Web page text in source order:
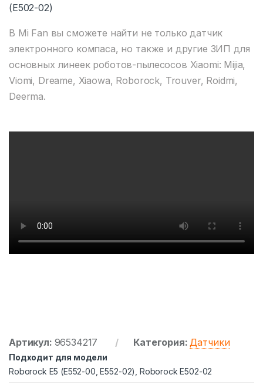
(E502-02)
В Mi Fan вы сможете найти не только датчик
электронного компаса, но также и другие ЗИП для
основных линеек роботов-пылесосов Xiaomi: Mijia,
Viomi, Dreame, Xiaowa, Roborock, Trouver, Roidmi,
Deerma.
Артикул: 96534217 Категория:Датчики
Подходит для модели
Roborock E5 (E552-00, E552-02), Roborock E502-02